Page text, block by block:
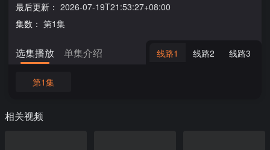
最后更新： 2026-07-19T21:53:27+08:00
集数： 第1集
选集播放 单集介绍 线路1 线路2 线路3
第1集
相关视频